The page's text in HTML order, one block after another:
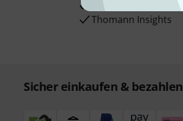
Thomann Insights
Sicher einkaufen & bezahlen